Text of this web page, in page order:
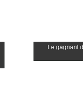
Le gagnant